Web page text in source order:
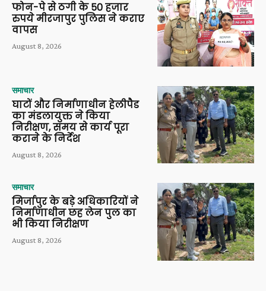
फोन-पे से ठगी के 50 हजार
रुपये मीरजापुर पुलिस ने कराए
वापस
August 8, 2026
समाचार
घाटों और निर्माणाधीन हेलीपैड
का मंडलायुक्त ने किया
निरीक्षण, समय से कार्य पूरा
कराने के निर्देश
August 8, 2026
समाचार
मिर्जापुर के बड़े अधिकारियों ने
निर्माणाधीन छह लेन पुल का
भी किया निरीक्षण
August 8, 2026